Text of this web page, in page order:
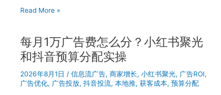
节
再
动
手
小
聚
光
新
手
第
Read More »
每月1万广告费怎么分？小红书聚光
和抖音预算分配实操
2026年8月1日 / 信息流广告, 商家增长, 小红书聚光, 广告ROI,
广告优化, 广告投放, 抖音投流, 本地推, 获客成本, 预算分配